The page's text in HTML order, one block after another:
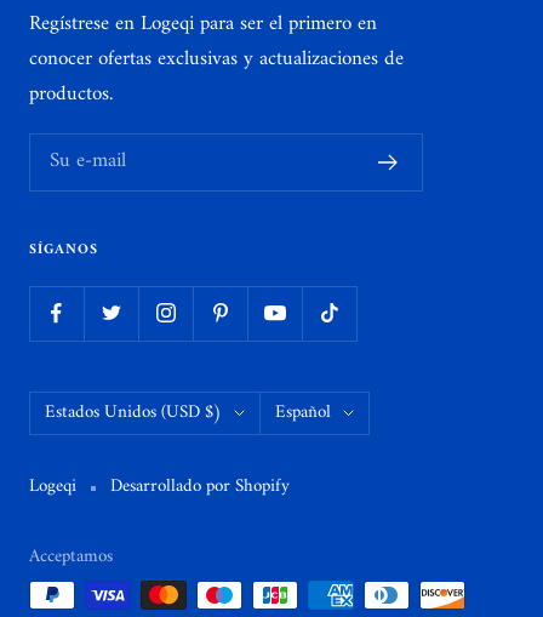
Regístrese en Logeqi para ser el primero en
conocer ofertas exclusivas y actualizaciones de
productos.
Su e-mail
SÍGANOS
País/región
Estados Unidos (USD $) Idioma
Español
Logeqi Desarrollado por Shopify
Acceptamos